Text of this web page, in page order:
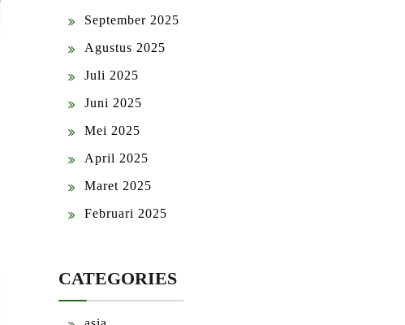
September 2025
Agustus 2025
Juli 2025
Juni 2025
Mei 2025
April 2025
Maret 2025
Februari 2025
CATEGORIES